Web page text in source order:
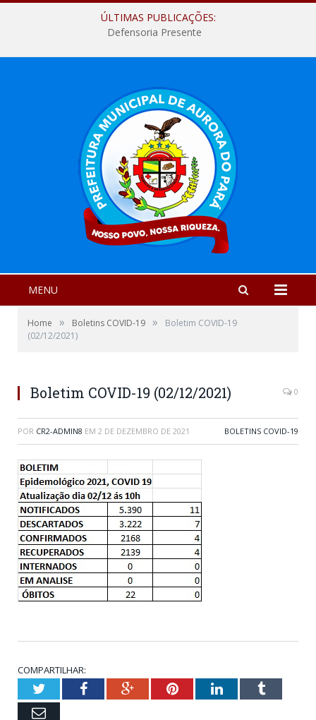
ÚLTIMAS PUBLICAÇÕES:
Defensoria Presente
MENU
Home » Boletins COVID-19 »
Boletim COVID-19
(02/12/2021)
Boletim COVID-19 (02/12/2021) 0
POR CR2-ADMIN8 EM 2 DE DEZEMBRO DE 2021 BOLETINS COVID-19
COMPARTILHAR:
TwitterFacebookGoogle+PinterestLinkedInTumblr
Email